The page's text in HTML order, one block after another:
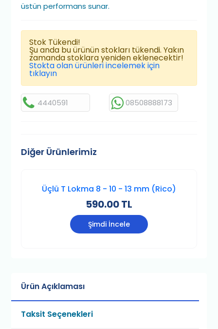
üstün performans sunar.
Stok Tükendi!
Şu anda bu ürünün stokları tükendi. Yakın
zamanda stoklara yeniden eklenecektir!
Stokta olan ürünleri incelemek için
tıklayın
4440591 08508888173
Diğer Ürünlerimiz
Üçlü T Lokma 8 - 10 - 13 mm (Rico)
590.00 TL
Şimdi İncele
Ürün Açıklaması
Taksit Seçenekleri